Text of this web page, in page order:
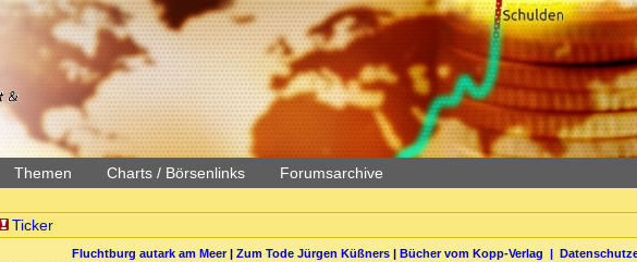
Themen Charts / Börsenlinks Forumsarchive
Ticker
Fluchtburg autark am Meer| Zum Tode Jürgen Küßners| Bücher vom Kopp-Verlag |